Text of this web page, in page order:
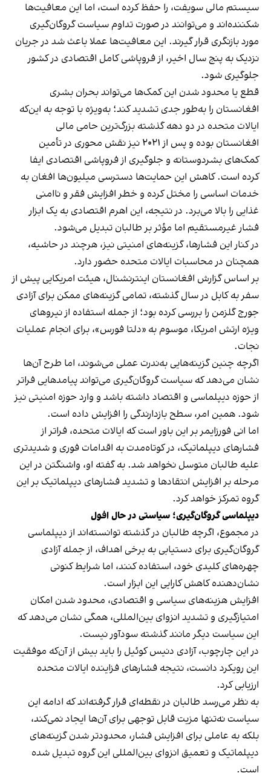
سیستم مالی سویفت، را حفظ کرده است، اما این معافیت‌ها
شکننده‌اند و می‌توانند در صورت تداوم سیاست گروگان‌گیری
مورد بازنگری قرار گیرند. این معافیت‌ها عملا باعث شد در جریان
نزدیک به پنج سال اخیر، از فروپاشی کامل اقتصادی در کشور
جلوگیری شود.
قطع یا محدود شدن این کمک‌ها می‌تواند بحران بشری
افغانستان را به‌طور جدی تشدید کند؛ به‌ویژه با توجه به این‌که
ایالات متحده در دو دهه گذشته بزرگ‌ترین حامی مالی
افغانستان بوده و پس از ۲۰۲۱ نیز نقش محوری در تأمین
کمک‌های بشردوستانه و جلوگیری از فروپاشی اقتصادی ایفا
کرده است. کاهش این حمایت‌ها دسترسی میلیون‌ها افغان به
خدمات اساسی را مختل کرده و خطر افزایش فقر و ناامنی
غذایی را بالا می‌برد. در نتیجه، این اهرم اقتصادی به یک ابزار
فشار غیرمستقیم اما مؤثر بر طالبان تبدیل می‌شود.
در کنار این فشارها، گزینه‌های امنیتی نیز، هرچند در حاشیه،
همچنان در محاسبات ایالات متحده حضور دارد.
بر اساس گزارش افغانستان اینترنشنال، هیئت امریکایی پیش از
سفر به کابل در سال گذشته، تمامی گزینه‌های ممکن برای آزادی
جورج گلزمن را بررسی کرده بود؛ از جمله استفاده از نیروهای
ویژه ارتش امریکا، موسوم به «دلتا فورس»، برای انجام عملیات
نجات.
اگرچه چنین گزینه‌هایی به‌ندرت عملی می‌شوند، اما طرح آن‌ها
نشان می‌دهد که سیاست گروگان‌گیری می‌تواند پیامدهایی فراتر
از حوزه دیپلماسی و اقتصاد داشته باشد و وارد حوزه امنیتی نیز
شود. همین امر، سطح بازدارندگی را افزایش داده است.
اما انی فورزایمر بر این باور است که ایالات متحده، فراتر از
فشارهای دیپلماتیک، در کوتاه‌مدت به اقدامات فوری و شدیدتری
علیه طالبان متوسل نخواهد شد. به گفته او، واشنگتن در این
مرحله بر افزایش انتقادها و تشدید فشارهای دیپلماتیک بر این
گروه تمرکز خواهد کرد.
دیپلماسی گروگان‌گیری؛ سیاستی در حال افول
در مجموع، اگرچه طالبان در گذشته توانسته‌اند از دیپلماسی
گروگان‌گیری برای دستیابی به برخی اهداف، از جمله آزادی
چهره‌های کلیدی خود، استفاده کنند، اما شرایط کنونی
نشان‌دهنده کاهش کارایی این ابزار است.
افزایش هزینه‌های سیاسی و اقتصادی، محدود شدن امکان
امتیازگیری و تشدید انزوای بین‌المللی، همگی نشان می‌دهد که
این سیاست دیگر مانند گذشته سودآور نیست.
در این چارچوب، آزادی دنیس کوئیل را باید بیش از آن‌که موفقیت
این رویکرد دانست، نتیجه فشارهای فزاینده ایالات متحده
ارزیابی کرد.
به نظر می‌رسد طالبان در نقطه‌ای قرار گرفته‌اند که ادامه این
سیاست نه‌تنها مزیت قابل توجهی برای آن‌ها ایجاد نمی‌کند،
بلکه به عاملی برای افزایش فشار، محدودتر شدن گزینه‌های
دیپلماتیک و تعمیق انزوای بین‌المللی این گروه تبدیل شده
است.